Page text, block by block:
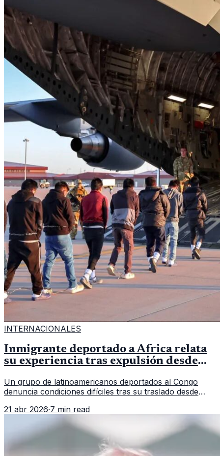
INTERNACIONALES
Inmigrante deportado a África relata
su experiencia tras expulsión desde
Un grupo de latinoamericanos deportados al Congo
denuncia condiciones difíciles tras su traslado desde
psicológico de llegar a África.
21 abr 2026·7 min read